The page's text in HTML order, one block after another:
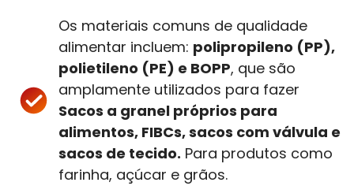
Os materiais comuns de qualidade
alimentar incluem: polipropileno (PP),
polietileno (PE) e BOPP, que são
amplamente utilizados para fazer
Sacos a granel próprios para
alimentos, FIBCs, sacos com válvula e
sacos de tecido. Para produtos como
farinha, açúcar e grãos.